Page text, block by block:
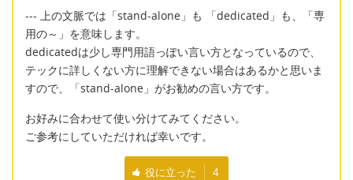
--- 上の文脈では「stand-alone」も 「dedicated」も、「専
用の～」を意味します。
dedicatedは少し専門用語っぽい言い方となっているので、
テックに詳しくない方に理解できない場合はあるかと思いま
すので、「stand-alone」がお勧めの言い方です。
お好みに合わせて使い分けてみてください。
ご参考にしていただければ幸いです。
役に立った 4